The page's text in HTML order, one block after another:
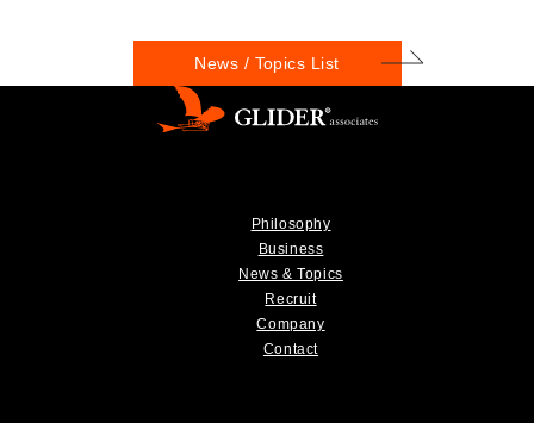
News / Topics List
Philosophy
Business
News & Topics
Recruit
Company
Contact